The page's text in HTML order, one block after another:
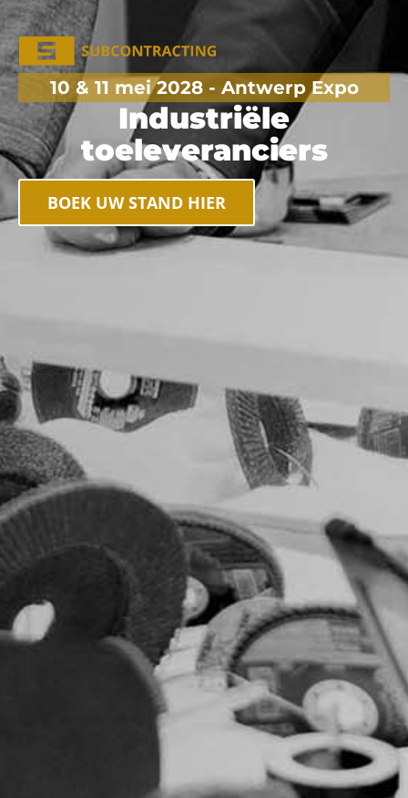
10 & 11 mei 2028 - Antwerp Expo
Industriële
toeleveranciers
BOEK UW STAND HIER